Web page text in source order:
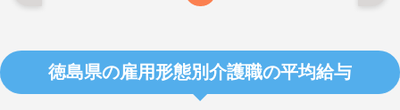
徳島県の雇用形態別介護職の平均給与